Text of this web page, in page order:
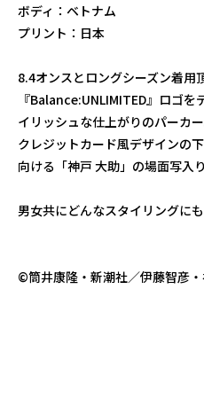
ボディ：ベトナム
プリント：日本
8.4オンスとロングシーズン着用
『Balance:UNLIMITED』ロゴ
イリッシュな仕上がりのパーカー
クレジットカード風デザインの
向ける「神戸 大助」の場面写入り
男女共にどんなスタイリングに
©筒井康隆・新潮社／伊藤智彦